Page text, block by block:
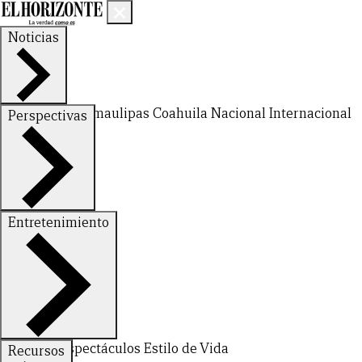
Noticias
Nuevo LeónTamaulipas Coahuila NacionalInternacional
Perspectivas
FinanzasOpinión
Entretenimiento
DeportesEspectáculos Estilo de Vida
Recursos